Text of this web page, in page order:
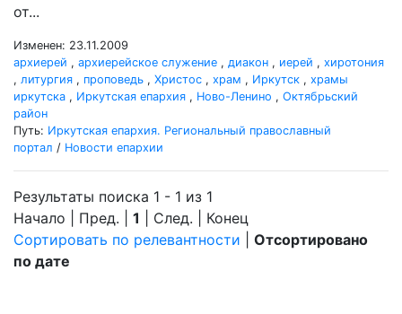
от...
Изменен: 23.11.2009
архиерей , архиерейское служение , диакон , иерей , хиротония
, литургия , проповедь , Христос , храм , Иркутск , храмы
иркутска , Иркутская епархия , Ново-Ленино , Октябрьский
район
Путь: Иркутская епархия. Региональный православный
портал / Новости епархии
Результаты поиска 1 - 1 из 1
Начало | Пред. | 1 | След. | Конец
Сортировать по релевантности
Отсортировано
по дате